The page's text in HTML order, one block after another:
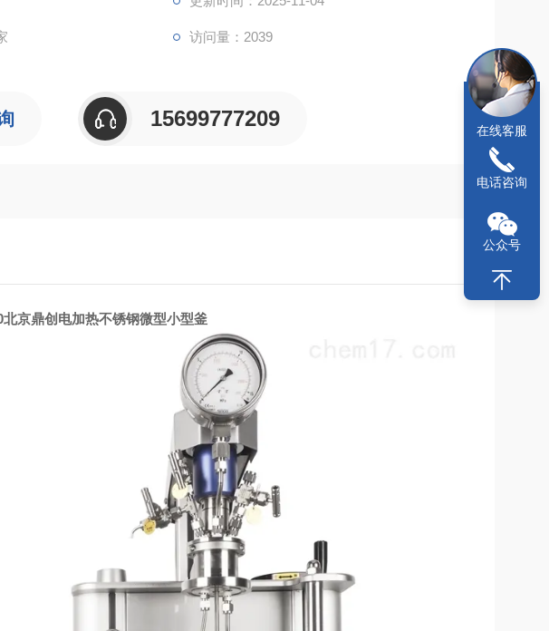
访问量：2039
15699777209
北京鼎创电加热不锈钢微型小型釜
在线客服
电话咨询
公众号